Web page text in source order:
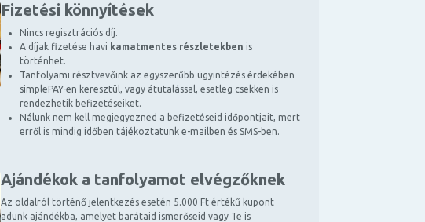
Fizetési könnyítések
Nincs regisztrációs díj.
A díjak fizetése havi kamatmentes részletekben is
történhet.
Tanfolyami résztvevőink az egyszerűbb ügyintézés érdekében
simplePAY-en keresztül, vagy átutalással, esetleg csekken is
rendezhetik befizetéseiket.
Nálunk nem kell megjegyezned a befizetéseid időpontjait, mert
erről is mindig időben tájékoztatunk e-mailben és SMS-ben.
Ajándékok a tanfolyamot elvégzőknek
Az oldalról történő jelentkezés esetén 5.000 Ft értékű kupont
adunk ajándékba, amelyet barátaid ismerőseid vagy Te is